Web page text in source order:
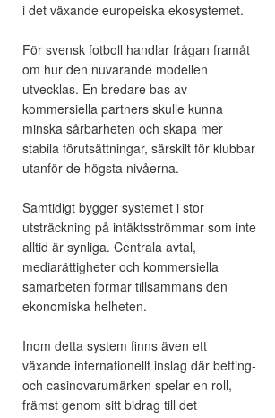
i det växande europeiska ekosystemet.
För svensk fotboll handlar frågan framåt
om hur den nuvarande modellen
utvecklas. En bredare bas av
kommersiella partners skulle kunna
minska sårbarheten och skapa mer
stabila förutsättningar, särskilt för klubbar
utanför de högsta nivåerna.
Samtidigt bygger systemet i stor
utsträckning på intäktsströmmar som inte
alltid är synliga. Centrala avtal,
mediarättigheter och kommersiella
samarbeten formar tillsammans den
ekonomiska helheten.
Inom detta system finns även ett
växande internationellt inslag där betting-
och casinovarumärken spelar en roll,
främst genom sitt bidrag till det